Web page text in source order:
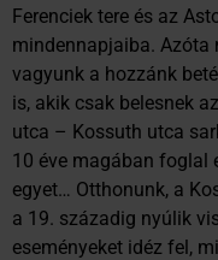
Ferenciek tere és az
mindennapjaiba. Azóta
vagyunk a hozzánk
is, akik csak belesnek
utca – Kossuth utca
10 éve magában foglal
egyet… Otthonunk, a
a 19. századig nyúlik
eseményeket idéz fel,